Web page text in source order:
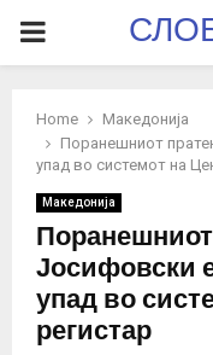
PRIMARY
Home
Македонија
Поранешниот
упад во системот на
Македонија
Јосифовски
упад во
регистар